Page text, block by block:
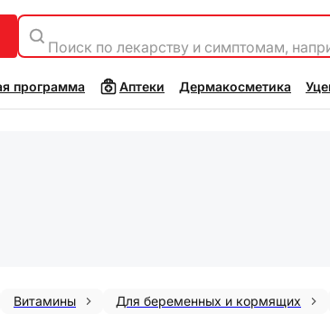
Поиск по лекарству и симптомам,
программа Аптеки Дермакосметика
Витамины Для беременных и кормящих